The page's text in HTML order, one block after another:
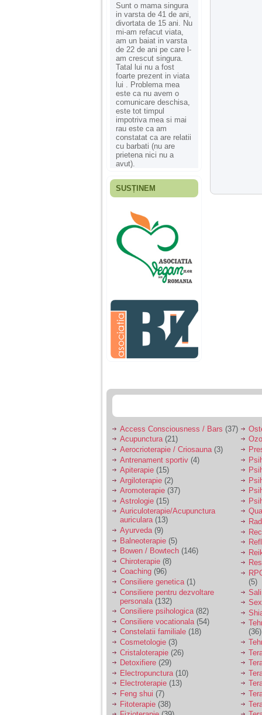
Sunt o mama singura
in varsta de 41 de ani,
divortata de 15 ani. Nu
mi-am refacut viata,
am un baiat in varsta
de 22 de ani pe care l-
am crescut singura.
Tatal lui nu a fost
foarte prezent in viata
lui . Problema mea
este ca nu avem o
comunicare deschisa,
este tot timpul
impotriva mea si mai
rau este ca am
constatat ca are relatii
cu barbati (nu are
prietena nici nu a
avut).
Fiica mea s-a nascut
ani, privind in urma
realizez cat de multe
greseli am facut in
educatia si cresterea
ei, am fost o mama
egoista, preocupata
de implinirea
profesionala, cand ea
era mica am neglijat-
agresiva, orice
greseala era taxata cu
o palma sau pedepse.
De 4 ani am o relatie
serioasa cu un barbat
sa se manifeste o
Ma aflu aici pentru ca
vreau sa stiu daca am
nevoie de un psiholog
sau psihiatru.
Sunt casatorita, am
31 de ani si un copil in
varsta de 2 ani care
mi-e lumina ochilor.
De ceva timp simt ca
mi s-a adunat
oboseala, o oboseala
cronica de care nu pot
scapa si simt ca din
cauza ei nu pot
controla nervii si
cateodata are copilul
de suferit.
Am o bariera peste
care nu pot trece:
prietena mea a ramas
insarcinata cu o fata.
Am fost de comun
acord sa facem un
copil, cu gandul ca e
baiat.
SUSȚINEM
Access Consciousness / Bars (37)
Acupunctura(21)
Aerocrioterapie / Criosauna (3)
Antrenament sportiv (4)
Apiterapie (15)
Argiloterapie (2)
Aromoterapie (37)
Astrologie (15)
Auriculoterapie/Acupunctura
auriculara(13)
Ayurveda(9)
Balneoterapie (5)
Bowen / Bowtech (146)
Chiroterapie (8)
Coaching (96)
Consiliere genetica(1)
Consiliere pentru dezvoltare
personala (132)
Consiliere psihologica(82)
Consiliere vocationala (54)
Constelatii familiale (18)
Cosmetologie (3)
Cristaloterapie (26)
Detoxifiere (29)
Electropunctura (10)
Electroterapie (13)
Feng shui (7)
Fitoterapie (38)
(5)
(36)